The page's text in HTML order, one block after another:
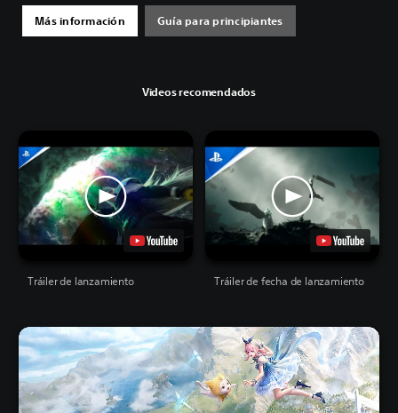
Más información Guía para principiantes
Videos recomendados
Tráiler de lanzamiento Tráiler de fecha de lanzamiento